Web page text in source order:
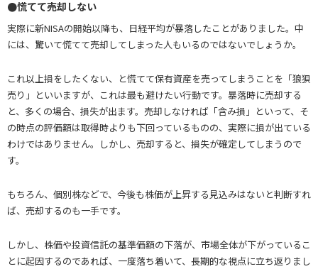
●慌てて売却しない
実際に新NISAの開始以降も、日経平均が暴落したことがありました。中
には、驚いて慌てて売却してしまった人もいるのではないでしょうか。
これ以上損をしたくない、と慌てて保有資産を売ってしまうことを「狼狽
売り」といいますが、これは最も避けたい行動です。暴落時に売却する
と、多くの場合、損失が出ます。売却しなければ「含み損」といって、そ
の時点の評価額は取得時よりも下回っているものの、実際に損が出ている
わけではありません。しかし、売却すると、損失が確定してしまうので
す。
もちろん、個別株などで、今後も株価が上昇する見込みはないと判断すれ
ば、売却するのも一手です。
しかし、株価や投資信託の基準価額の下落が、市場全体が下がっているこ
とに起因するのであれば、一度落ち着いて、長期的な視点に立ち返りまし